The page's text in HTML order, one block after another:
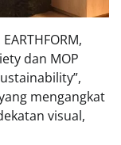
dan MOP
mengangkat
visual,